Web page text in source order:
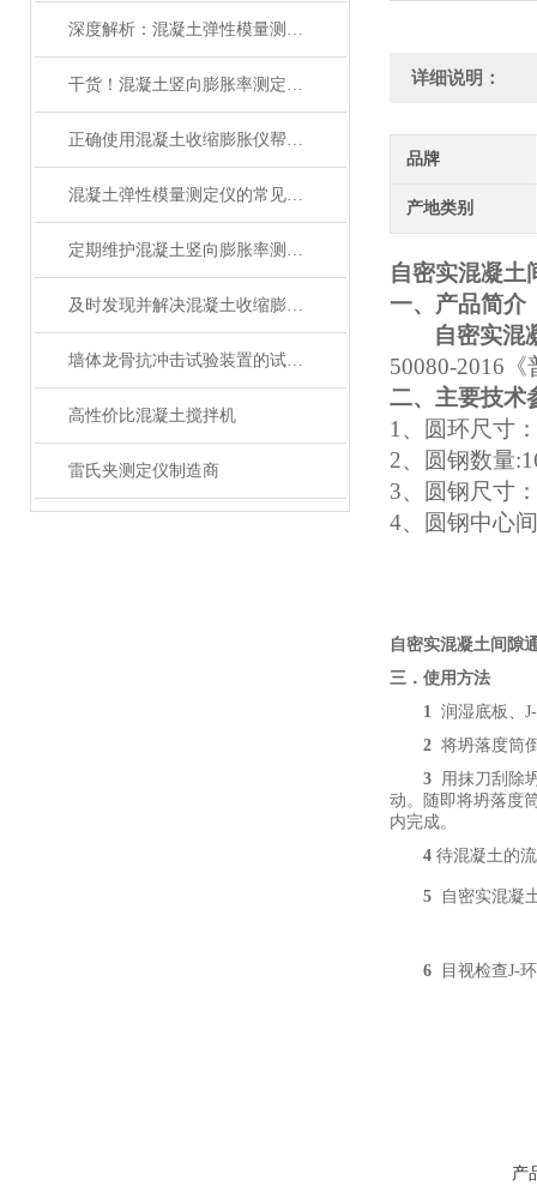
深度解析：混凝土弹性模量测定仪的正确使用方法全攻略
干货！混凝土竖向膨胀率测定仪的正确使用方法大揭秘
正确使用混凝土收缩膨胀仪帮助您获得可靠的实验数据
混凝土弹性模量测定仪的常见问题相应解决方法介绍
定期维护混凝土竖向膨胀率测定仪是确保准确性和可靠性的关键
及时发现并解决混凝土收缩膨胀仪故障可确保其有效运行
墙体龙骨抗冲击试验装置的试验介绍
高性价比混凝土搅拌机
雷氏夹测定仪制造商
详细说明：
品牌
产地类别
自密实混凝土
一、产品简介
自密实混
50080-2016
二、主要技术
1、圆环尺寸
2、圆钢数量
3、圆钢尺寸
4、圆钢中心
自密实混凝土间隙
三．使用方法
1 润湿底板、 J-
2 将坍落度筒
3 用抹刀刮除
动。随即将坍落度
内完成。
4 待混凝土的
5 自密实混凝
6 目视检查J-
产